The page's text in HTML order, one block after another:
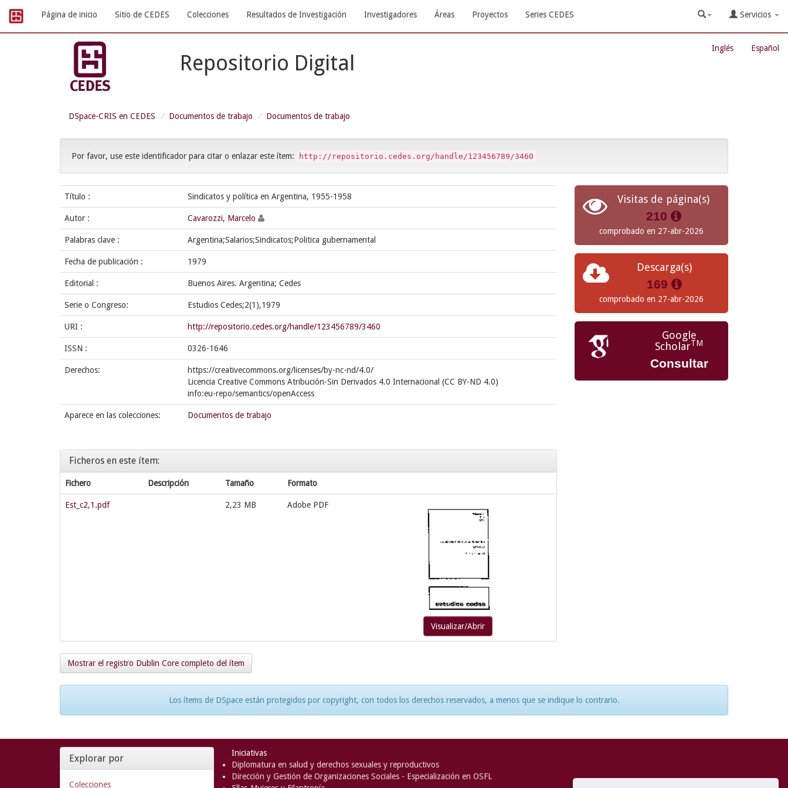
navigation
Página de inicio Sitio de CEDES Colecciones Resultados de Investigación Investigadores Áreas Proyectos Series CEDES Servicios
Inglés Español
Repositorio Digital
DSpace-CRIS en CEDES Documentos de trabajo Documentos de trabajo
Por favor, use este identificador para citar o enlazar este ítem: http://repositorio.cedes.org/handle/123456789/3460
Título : Sindicatos y política en Argentina, 1955-1958
Autor : Cavarozzi, Marcelo
Palabras clave : Argentina;Salarios;Sindicatos;Politica gubernamental
Fecha de publicación : 1979
Editorial : Buenos Aires. Argentina; Cedes
Serie o Congreso: Estudios Cedes;2(1),1979
URI : http://repositorio.cedes.org/handle/123456789/3460
ISSN : 0326-1646
Derechos:
https://creativecommons.org/licenses/by-nc-nd/4.0/
Licencia Creative Commons Atribución-Sin Derivados 4.0 Internacional (CC BY-ND 4.0)
info:eu-repo/semantics/openAccess
Aparece en las colecciones: Documentos de trabajo
Ficheros en este ítem:
Fichero Descripción Tamaño Formato
Est_c2,1.pdf 2,23 MB Adobe PDF
Visualizar/Abrir
Mostrar el registro Dublin Core completo del ítem
Visitas de página(s)
210
comprobado en 27-abr-2026
Descarga(s)
169
comprobado en 27-abr-2026
Google
ScholarTM
Consultar
Los ítems de DSpace están protegidos por copyright, con todos los derechos reservados, a menos que se indique lo contrario.
Explorar por
Colecciones
Iniciativas
Diplomatura en salud y derechos sexuales y reproductivos
Dirección y Gestión de Organizaciones Sociales - Especialización en OSFL